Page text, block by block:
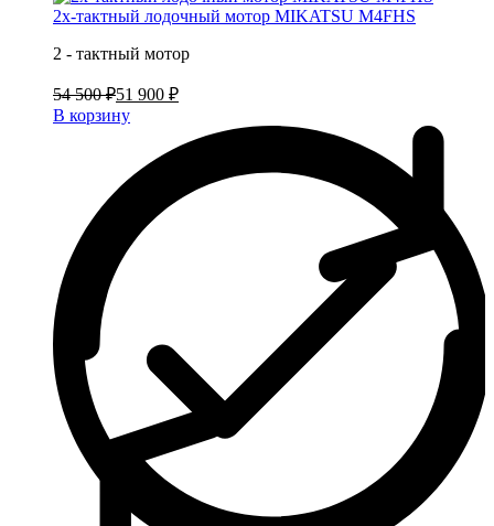
2х-тактный лодочный мотор MIKATSU M4FHS
2 - тактный мотор
54 500 ₽51 900 ₽
В корзину